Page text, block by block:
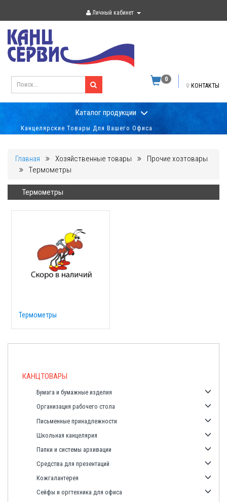
Личный кабинет
КОНТАКТЫ
0
Каталог продукции
Канцелярские Товары Для Вашего Офиса
Главная Хозяйственные товары
Прочие хозтовары
Термометры
Термометры
Термометры
КАНЦТОВАРЫ
Бумага и бумажные изделия
Организация рабочего стола
Письменные принадлежности
Школьная канцелярия
Папки и системы архивации
Средства для презентаций
Кожгалантерея
Сейфы и оргтехника для офиса